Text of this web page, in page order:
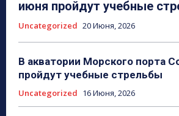
июня пройдут учебные
Uncategorized 20 Июня, 2026
В акватории Морского порта
пройдут учебные стрельбы
Uncategorized 16 Июня, 2026